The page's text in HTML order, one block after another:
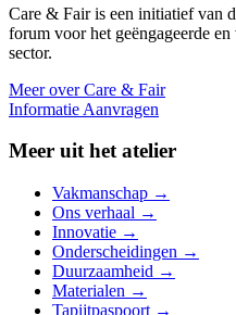
Care & Fair is een initiatief van
forum voor het geëngageerde
sector.
Meer over Care & Fair
Informatie Aanvragen
Meer uit het atelier
Vakmanschap →
Ons verhaal →
Innovatie →
Onderscheidingen →
Duurzaamheid →
Materialen →
Tapijtpaspoort →